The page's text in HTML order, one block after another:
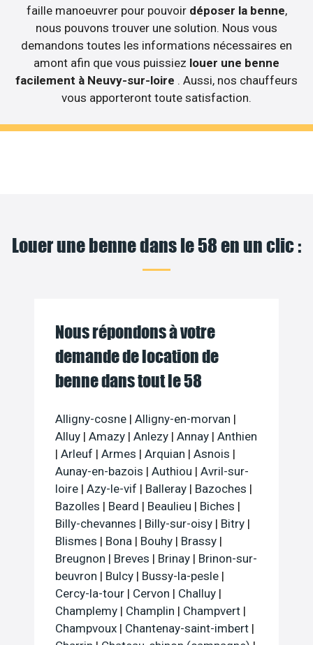
faille manoeuvrer pour pouvoir déposer la benne,
nous pouvons trouver une solution. Nous vous
demandons toutes les informations nécessaires en
amont afin que vous puissiez louer une benne
facilement à Neuvy-sur-loire . Aussi, nos chauffeurs
vous apporteront toute satisfaction.
Louer une benne dans le 58 en un clic :
Nous répondons à votre
demande de location de
benne dans tout le 58
Alligny-cosne | Alligny-en-morvan |
Alluy | Amazy | Anlezy | Annay | Anthien
| Arleuf | Armes | Arquian | Asnois |
Aunay-en-bazois | Authiou | Avril-sur-
loire | Azy-le-vif | Balleray | Bazoches |
Bazolles | Beard | Beaulieu | Biches |
Billy-chevannes | Billy-sur-oisy | Bitry |
Blismes | Bona | Bouhy | Brassy |
Breugnon | Breves | Brinay | Brinon-sur-
beuvron | Bulcy | Bussy-la-pesle |
Cercy-la-tour | Cervon | Challuy |
Champlemy | Champlin | Champvert |
Champvoux | Chantenay-saint-imbert |